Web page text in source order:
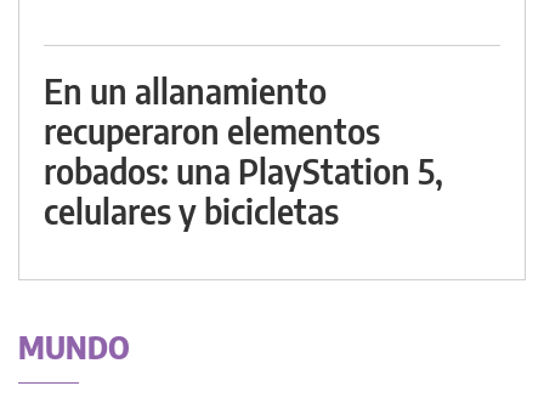
En un allanamiento
recuperaron elementos
robados: una PlayStation 5,
celulares y bicicletas
MUNDO